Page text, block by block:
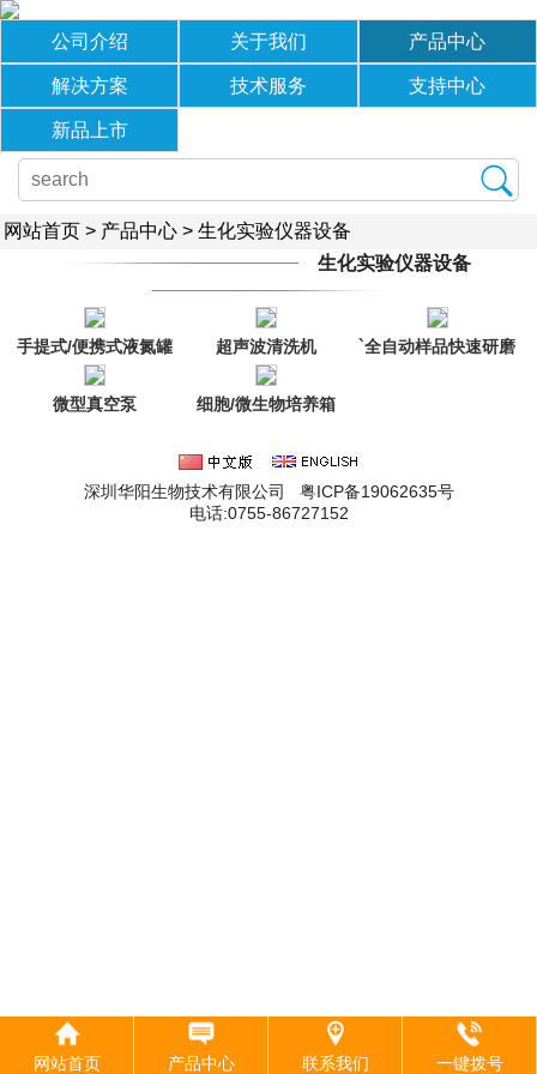
公司介绍 关于我们 产品中心
解决方案 技术服务 支持中心
新品上市
网站首页 > 产品中心 > 生化实验仪器设备
生化实验仪器设备
手提式/便携式液氮罐 超声波清洗机
`全自动样品快速研磨
微型真空泵
细胞/微生物培养箱
深圳华阳生物技术有限公司 粤ICP备19062635号
电话:0755-86727152
网站首页 产品中心 联系我们 一键拨号